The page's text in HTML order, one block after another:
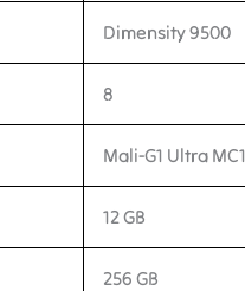
Dimensity 9500
8
Mali-G1 Ultra
12 GB
256 GB